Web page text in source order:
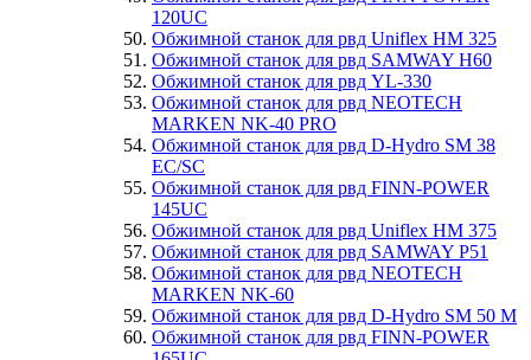
120UC
Обжимной станок для рвд Uniflex HM 325
Обжимной станок для рвд SAMWAY H60
Обжимной станок для рвд YL-330
Обжимной станок для рвд NEOTECH
MARKEN NK-40 PRO
Обжимной станок для рвд D-Hydro SM 38
EC/SC
Обжимной станок для рвд FINN-POWER
145UC
Обжимной станок для рвд Uniflex HM 375
Обжимной станок для рвд SAMWAY P51
Обжимной станок для рвд NEOTECH
MARKEN NK-60
Обжимной станок для рвд D-Hydro SM 50 M
Обжимной станок для рвд FINN-POWER